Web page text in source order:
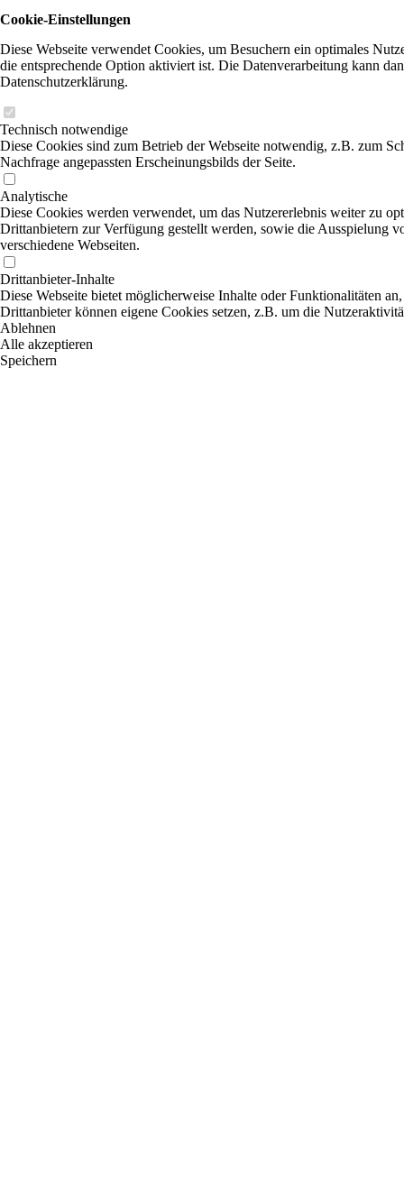
Cookie-Einstellungen
Diese Webseite verwendet Cookies, um Besuchern ein optimales
die entsprechende Option aktiviert ist. Die Datenverarbeitung kann
Datenschutzerklärung.
Technisch notwendige
Diese Cookies sind zum Betrieb der Webseite notwendig, z.B. zum
Nachfrage angepassten Erscheinungsbilds der Seite.
Analytische
Diese Cookies werden verwendet, um das Nutzererlebnis weiter zu
Drittanbietern zur Verfügung gestellt werden, sowie die Ausspielung
verschiedene Webseiten.
Drittanbieter-Inhalte
Diese Webseite bietet möglicherweise Inhalte oder Funktionalitäten
Drittanbieter können eigene Cookies setzen, z.B. um die
Ablehnen
Alle akzeptieren
Speichern